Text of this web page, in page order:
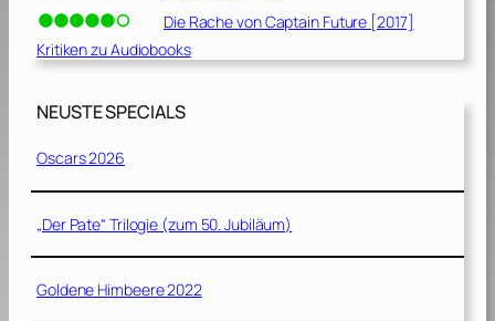
Die Rache von Captain Future [2017]
Kritiken zu Audiobooks
NEUSTE SPECIALS
Oscars 2026
„Der Pate“ Trilogie (zum 50. Jubiläum)
Goldene Himbeere 2022